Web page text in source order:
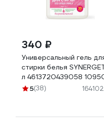
340 ₽
Универсальный гель
стирки белья
л 4613720439058
5(38)